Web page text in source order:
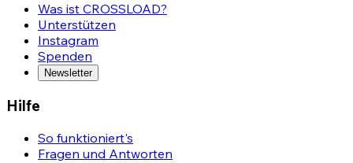
Was ist CROSSLOAD?
Unterstützen
Instagram
Spenden
Newsletter
Hilfe
So funktioniert's
Fragen und Antworten